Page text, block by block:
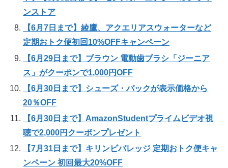
ンストア
【6月7日まで】綾鷹、アクエリアスウォーターなど
定期おトク便初回10%OFFキャンペーン
【6月29日まで】ブラウン 電動歯ブラシ「ジーニア
ス」がクーポンで1,000円OFF
【6月30日まで】シューズ・バックが表示価格から
20％OFF
【6月30日まで】AmazonStudentプライムビデオ視
聴で2,000円クーポンプレゼント
【7月31日まで】キリンビバレッジ 定期おトク便キャ
ンペーン 初回最大20%OFF